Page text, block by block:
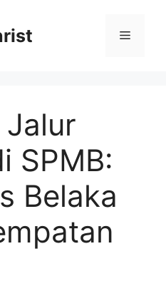
Menu
Jalur
SPMB:
Belaka